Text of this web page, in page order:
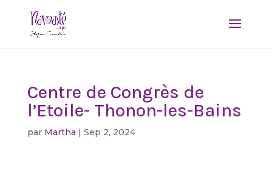
Centre de Congrès de
l’Etoile- Thonon-les-Bains
par Martha | Sep 2, 2024